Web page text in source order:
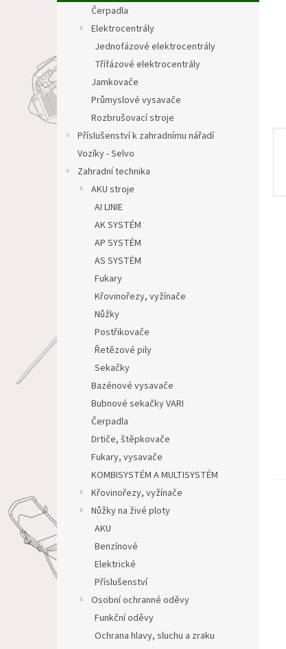
n
Čerpadla
Elektrocentrály
Jednofázové elektrocentrály
Třífázové elektrocentrály
Jamkovače
Průmyslové vysavače
Rozbrušovací stroje
Příslušenství k zahradnímu nářadí
Vozíky - Selvo
Zahradní technika
AKU stroje
AI LINIE
AK SYSTÉM
AP SYSTÉM
AS SYSTÉM
Fukary
Křovinořezy, vyžínače
Nůžky
Postřikovače
Řetězové pily
Sekačky
Bazénové vysavače
Bubnové sekačky VARI
Čerpadla
Drtiče, štěpkovače
Fukary, vysavače
KOMBISYSTÉM A MULTISYSTÉM
Křovinořezy, vyžínače
Nůžky na živé ploty
AKU
Benzínové
Elektrické
Příslušenství
Osobní ochranné oděvy
Funkční oděvy
Ochrana hlavy, sluchu a zraku